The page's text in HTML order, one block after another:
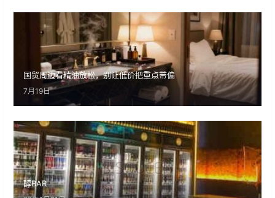
国贸周边看精油放松，别让低价把重点带偏
7月19日
醇BAR